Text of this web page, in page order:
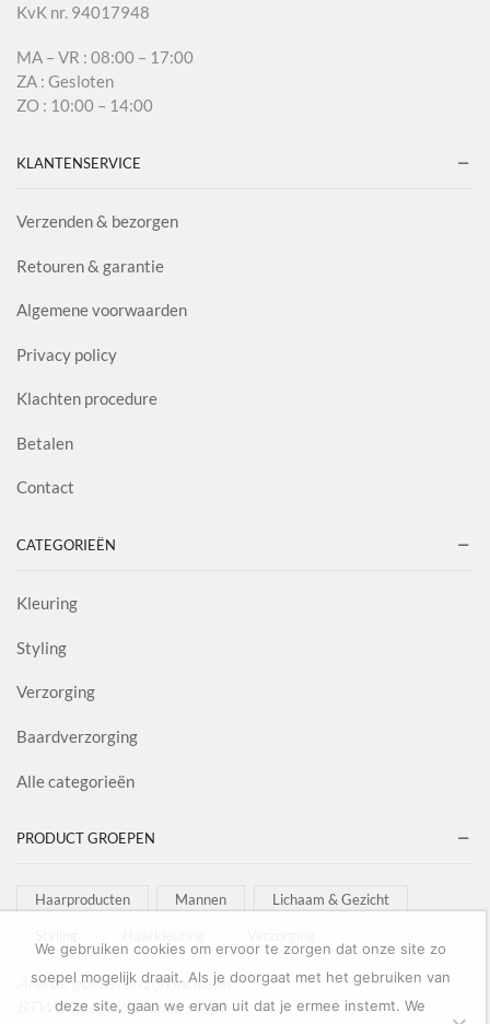
KvK nr. 94017948
MA – VR : 08:00 – 17:00
ZA : Gesloten
ZO : 10:00 – 14:00
KLANTENSERVICE
Verzenden & bezorgen
Retouren & garantie
Algemene voorwaarden
Privacy policy
Klachten procedure
Betalen
Contact
CATEGORIEËN
Kleuring
Styling
Verzorging
Baardverzorging
Alle categorieën
PRODUCT GROEPEN
Haarproducten Mannen Lichaam & Gezicht
Al onze goederen zijn inclusief
BTW afgebeeld in onze shop!
We gebruiken cookies om ervoor te zorgen dat onze site zo
soepel mogelijk draait. Als je doorgaat met het gebruiken van
deze site, gaan we ervan uit dat je ermee instemt. We